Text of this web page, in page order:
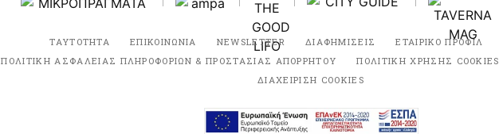
ΤΑΥΤΟΤΗΤΑ ΕΠΙΚΟΙΝΩΝΙΑ NEWSLETTER ΔΙΑΦΗΜΙΣΕΙΣ ΕΤΑΙΡΙΚΟ ΠΡΟΦΙΛ
ΠΟΛΙΤΙΚΗ ΑΣΦΑΛΕΙΑΣ ΠΛΗΡΟΦΟΡΙΩΝ & ΠΡΟΣΤΑΣΙΑΣ ΑΠΟΡΡΗΤΟΥ
ΠΟΛΙΤΙΚΗ ΧΡΗΣΗΣ COOKIES
ΔΙΑΧΕΙΡΙΣΗ COOKIES